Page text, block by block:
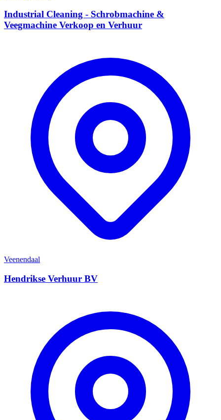
Industrial Cleaning - Schrobmachine &
Veegmachine Verkoop en Verhuur
Veenendaal
Hendrikse Verhuur BV